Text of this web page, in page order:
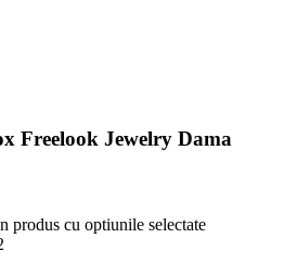
Freelook Jewelry Dama
produs cu optiunile selectate